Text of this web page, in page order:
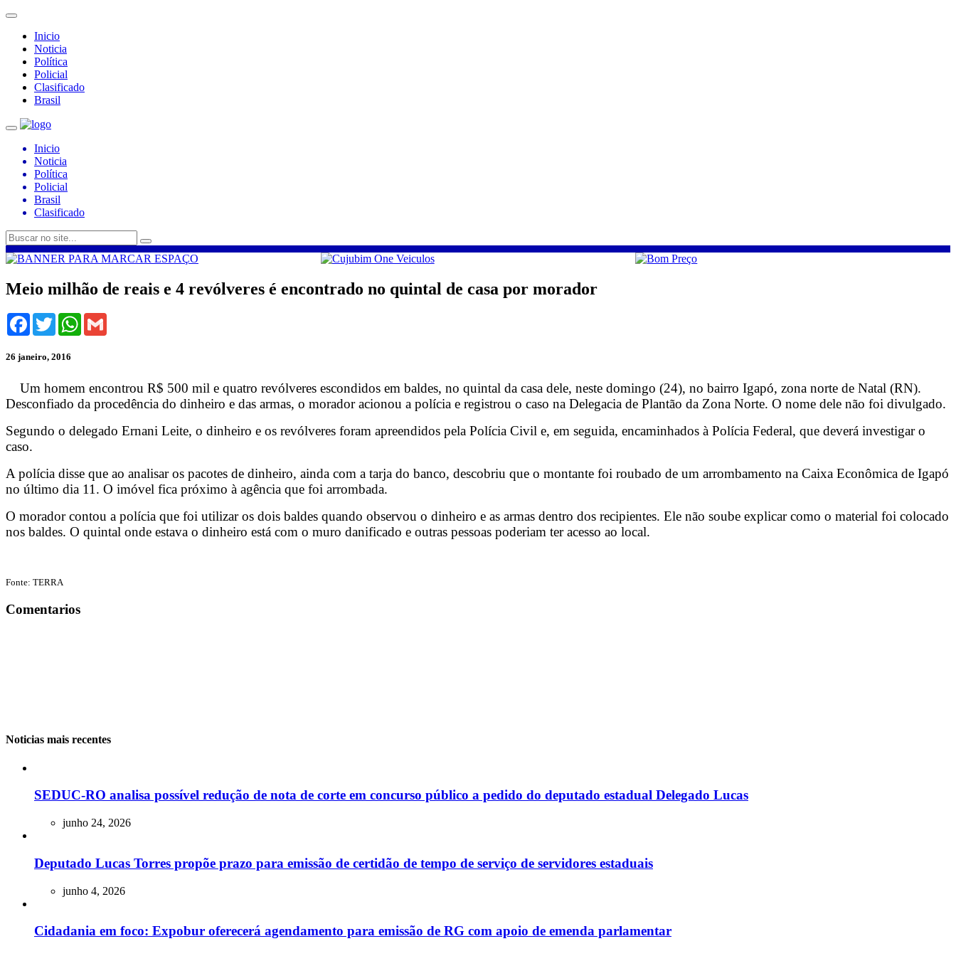
Inicio
Noticia
Política
Policial
Clasificado
Brasil
Inicio
Noticia
Política
Policial
Brasil
Clasificado
Meio milhão de reais e 4 revólveres é encontrado no quintal de casa por morador
Facebook
TwitterWhatsApp
26 janeiro, 2016
Um homem encontrou R$ 500 mil e quatro revólveres escondidos em baldes, no quintal da casa dele, neste domingo (24), no bairro Igapó, zona norte de Natal (RN).
Desconfiado da procedência do dinheiro e das armas, o morador acionou a polícia e registrou o caso na Delegacia de Plantão da Zona Norte. O nome dele não foi divulgado.
Segundo o delegado Ernani Leite, o dinheiro e os revólveres foram apreendidos pela Polícia Civil e, em seguida, encaminhados à Polícia Federal, que deverá investigar o
caso.
A polícia disse que ao analisar os pacotes de dinheiro, ainda com a tarja do banco, descobriu que o montante foi roubado de um arrombamento na Caixa Econômica de Igapó
no último dia 11. O imóvel fica próximo à agência que foi arrombada.
O morador contou a polícia que foi utilizar os dois baldes quando observou o dinheiro e as armas dentro dos recipientes. Ele não soube explicar como o material foi colocado
nos baldes. O quintal onde estava o dinheiro está com o muro danificado e outras pessoas poderiam ter acesso ao local.
Fonte: TERRA
Comentarios
Noticias mais recentes
SEDUC-RO analisa possível redução de nota de corte em concurso público a pedido do deputado estadual Delegado Lucas
junho 24, 2026
Deputado Lucas Torres propõe prazo para emissão de certidão de tempo de serviço de servidores estaduais
junho 4, 2026
Cidadania em foco: Expobur oferecerá agendamento para emissão de RG com apoio de emenda parlamentar